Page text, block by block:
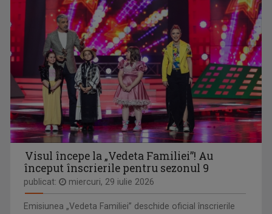
În fiecare seară de luni până joi, Studioul ...
DESTINE CA-N FILME
La „Destine ca-n filme" cunoaştem adevăraţi ...
ALEXANDRU BUCUR
Pasionat de pescuit încă din copilărie, ...
Visul începe la „Vedeta Familiei”! Au
început înscrierile pentru sezonul 9
publicat: miercuri, 29 iulie 2026
Emisiunea „Vedeta Familiei” deschide oficial înscrierile